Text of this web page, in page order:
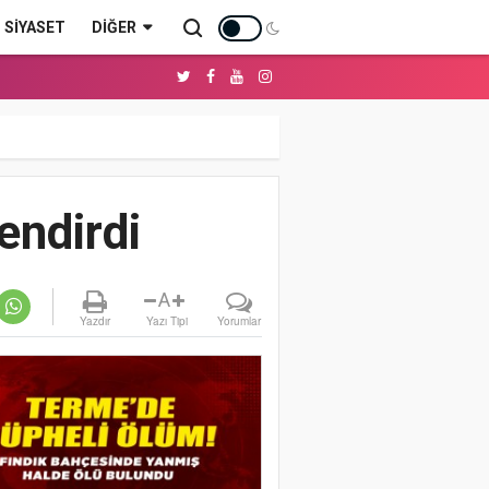
SİYASET DIĞER
Yazdır
A
Yazı Tipi Yorumlar